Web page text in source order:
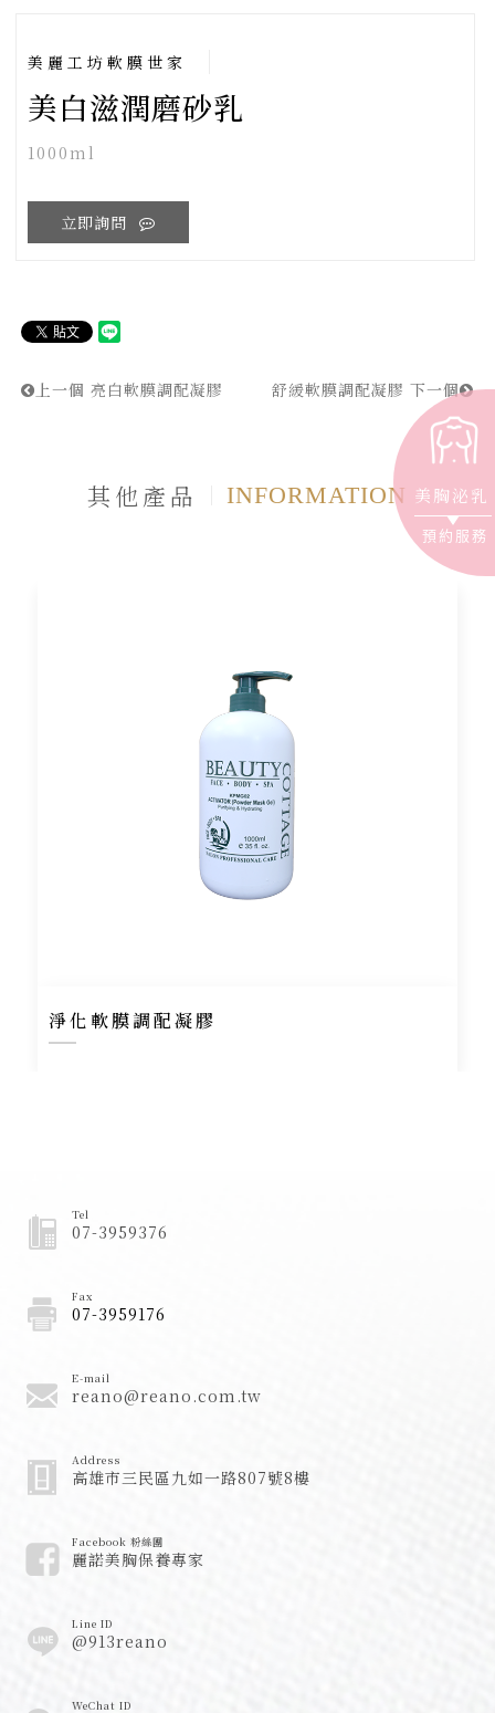
美麗工坊軟膜世家
美白滋潤磨砂乳
1000ml
立即詢問
上一個 亮白軟膜調配凝膠 舒緩軟膜調配凝膠下一個
其他產品 INFORMATION
淨化軟膜調配凝膠
美胸泌乳
預約服務
Tel
07-3959376
Fax
07-3959176
E-mail
reano@reano.com.tw
Address
高雄市三民區九如一路807號8樓
Facebook 粉絲團
麗諾美胸保養專家
Line ID
@913reano
WeChat ID